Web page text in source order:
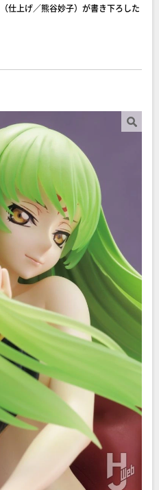
仕上げ／熊谷妙子）が書き下ろした